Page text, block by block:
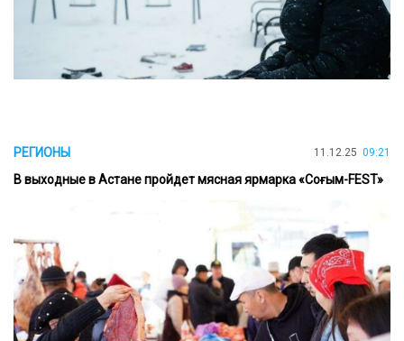
РЕГИОНЫ 11.12.25 09:21
В выходные в Астане пройдет мясная ярмарка «Соғым-FEST»